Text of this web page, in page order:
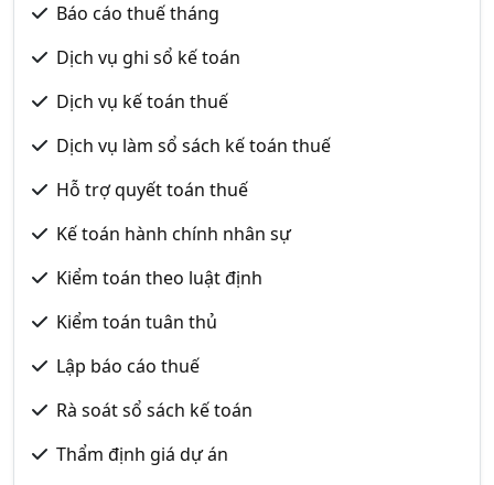
Báo cáo thuế tháng
Dịch vụ ghi sổ kế toán
Dịch vụ kế toán thuế
Dịch vụ làm sổ sách kế toán thuế
Hỗ trợ quyết toán thuế
Kế toán hành chính nhân sự
Kiểm toán theo luật định
Kiểm toán tuân thủ
Lập báo cáo thuế
Rà soát sổ sách kế toán
Thẩm định giá dự án